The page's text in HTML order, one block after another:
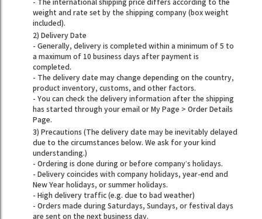
- The international shipping price differs according to the
weight and rate set by the shipping company (box weight
included).
2) Delivery Date
- Generally, delivery is completed within a minimum of 5 to
a maximum of 10 business days after payment is
completed.
- The delivery date may change depending on the country,
product inventory, customs, and other factors.
- You can check the delivery information after the shipping
has started through your email or My Page > Order Details
Page.
3) Precautions (The delivery date may be inevitably delayed
due to the circumstances below. We ask for your kind
understanding.)
- Ordering is done during or before company’s holidays.
- Delivery coincides with company holidays, year-end and
New Year holidays, or summer holidays.
- High delivery traffic (e.g. due to bad weather)
- Orders made during Saturdays, Sundays, or festival days
are sent on the next business day.